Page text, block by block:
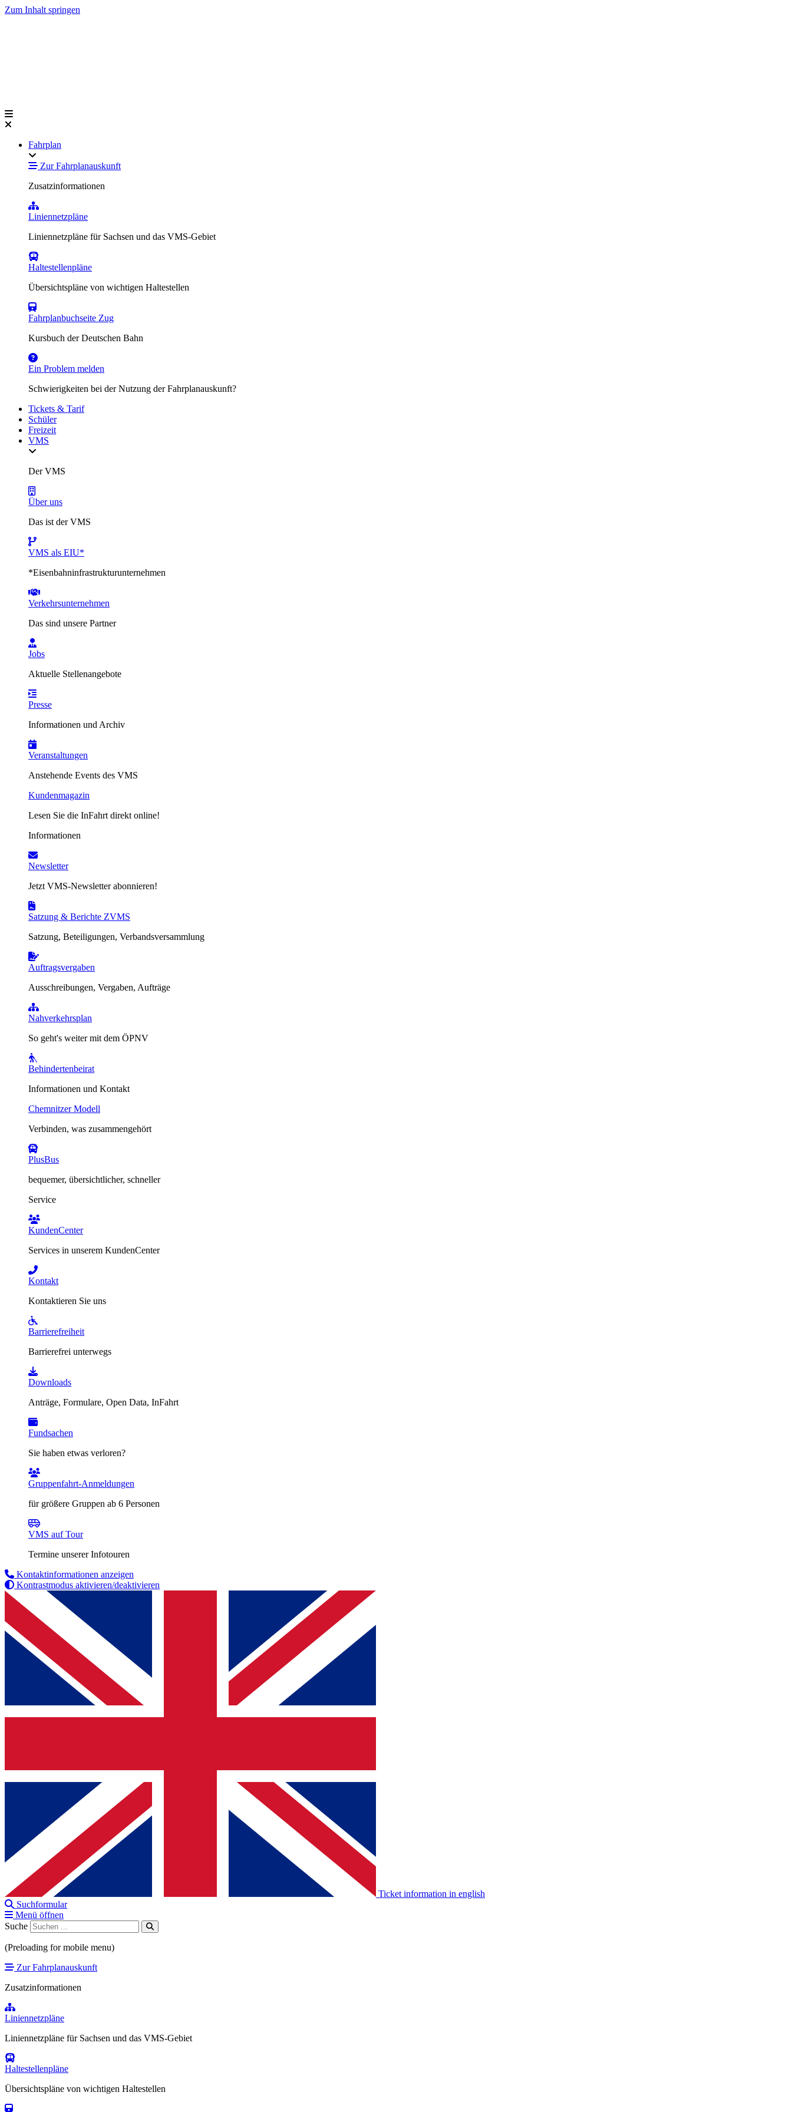
Zum Inhalt springen
Fahrplan
Zur Fahrplanauskunft
Zusatzinformationen
Liniennetzpläne
Liniennetzpläne für Sachsen und das VMS-Gebiet
Haltestellenpläne
Übersichtspläne von wichtigen Haltestellen
Fahrplanbuchseite Zug
Kursbuch der Deutschen Bahn
Ein Problem melden
Schwierigkeiten bei der Nutzung der Fahrplanauskunft?
Tickets & Tarif
Schüler
Freizeit
VMS
Der VMS
Über uns
Das ist der VMS
VMS als EIU*
*Eisenbahninfrastrukturunternehmen
Verkehrsunternehmen
Das sind unsere Partner
Jobs
Aktuelle Stellenangebote
Presse
Informationen und Archiv
Veranstaltungen
Anstehende Events des VMS
Kundenmagazin
Lesen Sie die InFahrt direkt online!
Informationen
Newsletter
Jetzt VMS-Newsletter abonnieren!
Satzung & Berichte ZVMS
Satzung, Beteiligungen, Verbandsversammlung
Auftragsvergaben
Ausschreibungen, Vergaben, Aufträge
Nahverkehrsplan
So geht's weiter mit dem ÖPNV
Behindertenbeirat
Informationen und Kontakt
Chemnitzer Modell
Verbinden, was zusammengehört
PlusBus
bequemer, übersichtlicher, schneller
Service
KundenCenter
Services in unserem KundenCenter
Kontakt
Kontaktieren Sie uns
Barrierefreiheit
Barrierefrei unterwegs
Downloads
Anträge, Formulare, Open Data, InFahrt
Fundsachen
Sie haben etwas verloren?
Gruppenfahrt-Anmeldungen
für größere Gruppen ab 6 Personen
VMS auf Tour
Termine unserer Infotouren
Kontaktinformationen anzeigen
Kontrastmodus aktivieren/deaktivieren
Ticket information in english
Suchformular
Menü öffnen
Suche
(Preloading for mobile menu)
Zur Fahrplanauskunft
Zusatzinformationen
Liniennetzpläne
Liniennetzpläne für Sachsen und das VMS-Gebiet
Haltestellenpläne
Übersichtspläne von wichtigen Haltestellen